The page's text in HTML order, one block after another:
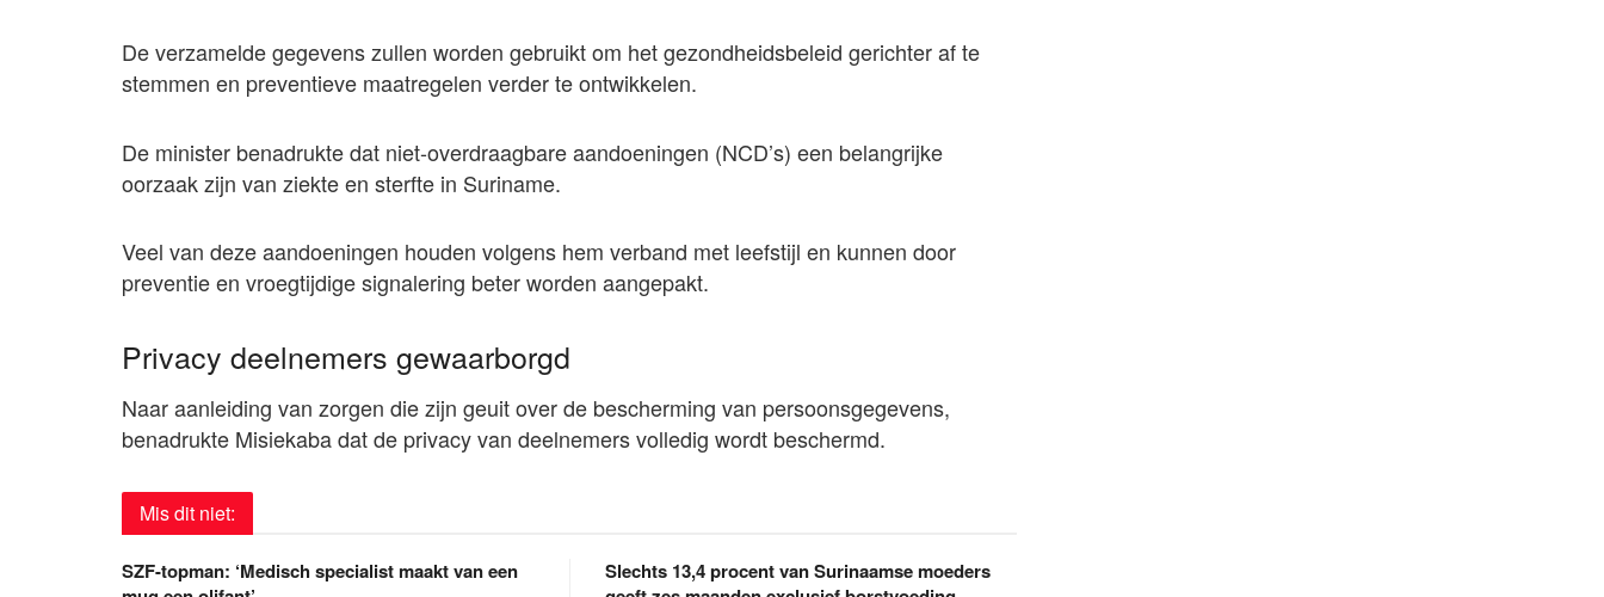
De verzamelde gegevens zullen worden gebruikt om het gezondheidsbeleid gerichter af te
stemmen en preventieve maatregelen verder te ontwikkelen.
De minister benadrukte dat niet-overdraagbare aandoeningen (NCD’s) een belangrijke
oorzaak zijn van ziekte en sterfte in Suriname.
Veel van deze aandoeningen houden volgens hem verband met leefstijl en kunnen door
preventie en vroegtijdige signalering beter worden aangepakt.
Privacy deelnemers gewaarborgd
Naar aanleiding van zorgen die zijn geuit over de bescherming van persoonsgegevens,
benadrukte Misiekaba dat de privacy van deelnemers volledig wordt beschermd.
Mis dit niet:
SZF-topman: ‘Medisch specialist maakt van een
Slechts 13,4 procent van Surinaamse moeders